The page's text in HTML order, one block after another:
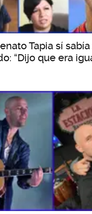
Tapia sí
“Dijo que era